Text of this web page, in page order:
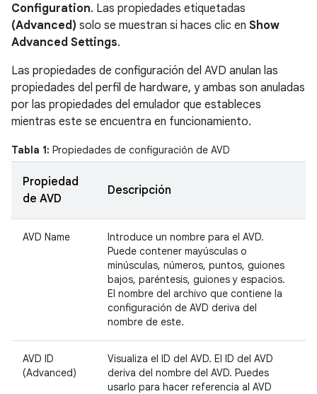
Configuration. Las propiedades etiquetadas
(Advanced) solo se muestran si haces clic en Show
Advanced Settings.
Las propiedades de configuración del AVD anulan las
propiedades del perfil de hardware, y ambas son anuladas
por las propiedades del emulador que estableces
mientras este se encuentra en funcionamiento.
Tabla 1: Propiedades de configuración de AVD
Propiedad
de AVD
Descripción
AVD Name
Introduce un nombre para el AVD.
Puede contener mayúsculas o
minúsculas, números, puntos, guiones
bajos, paréntesis, guiones y espacios.
El nombre del archivo que contiene la
configuración de AVD deriva del
nombre de este.
AVD ID
(Advanced)
Visualiza el ID del AVD. El ID del AVD
deriva del nombre del AVD. Puedes
usarlo para hacer referencia al AVD